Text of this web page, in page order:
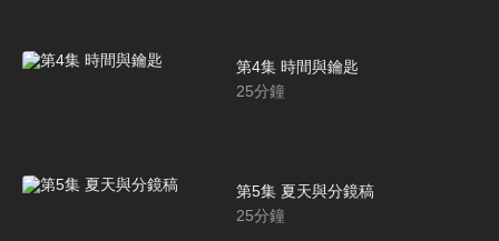
第4集 時間與鑰匙
25分鐘
第5集 夏天與分鏡稿
25分鐘